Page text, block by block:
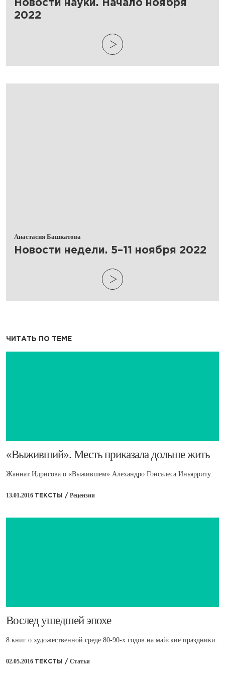
Новости науки. Начало ноября
2022
Анастасия Башкатова
​Новости недели. 5–11 ноября 2022
ЧИТАТЬ ПО ТЕМЕ
​«Выживший». Месть приказала дольше жить
Жаннат Идрисова о «Выжившем» Алехандро Гонсалеса Иньярриту.
13.01.2016 ТЕКСТЫ / Рецензии
​Вослед ушедшей эпохе
8 книг о художественной среде 80-90-х годов на майские праздники.
02.05.2016 ТЕКСТЫ / Статьи